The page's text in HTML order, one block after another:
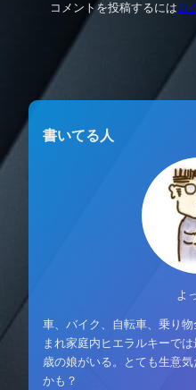
コメントを投稿するには ロ
書いてる人
よ
車、バイク、自転車、乗り
まれ家庭内ヒエラルキーで
歳の娘がいる。とても生意
かも？